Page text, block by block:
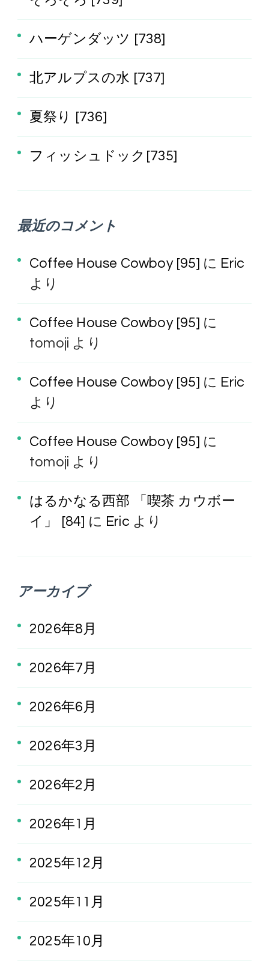
ハーゲンダッツ [738]
北アルプスの水 [737]
夏祭り [736]
フィッシュドック[735]
最近のコメント
Coffee House Cowboy [95] に Eric
より
Coffee House Cowboy [95] に
tomoji より
Coffee House Cowboy [95] に Eric
より
Coffee House Cowboy [95] に
tomoji より
はるかなる西部 「喫茶 カウボー
イ」 [84] に Eric より
アーカイブ
2026年8月
2026年7月
2026年6月
2026年3月
2026年2月
2026年1月
2025年12月
2025年11月
2025年10月